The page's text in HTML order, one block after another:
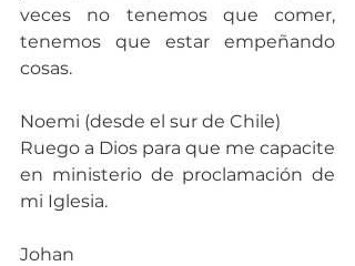
veces no tenemos que comer,
tenemos que estar empeñando
cosas.
Noemi (desde el sur de Chile)
Ruego a Dios para que me capacite
en ministerio de proclamación de
mi Iglesia.
Johan